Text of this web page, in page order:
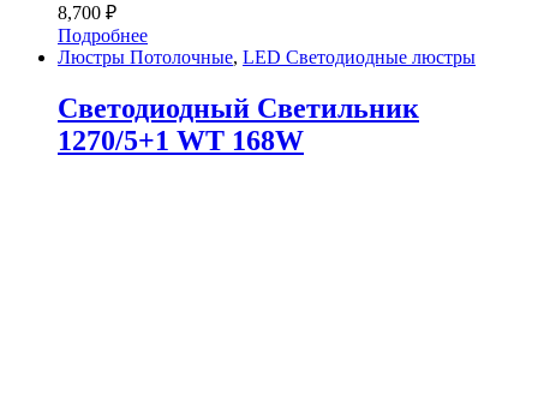
8,700 ₽
Подробнее
Люстры Потолочные, LED Светодиодные люстры
Светодиодный Светильник
1270/5+1 WT 168W